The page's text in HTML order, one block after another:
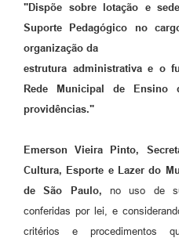
"Dispõe sobre lotação e
Suporte Pedagógico no
organização da
estrutura administrativa e o
Rede Municipal de Ensino
providências."
Emerson Vieira Pinto,
Cultura, Esporte e Lazer do
de São Paulo, no uso de
conferidas por lei, e
critérios e procedimentos